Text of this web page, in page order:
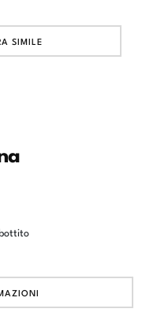
SIMILE